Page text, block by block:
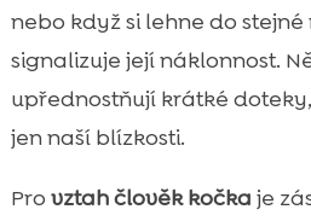
nebo když si lehne do stejné
signalizuje její náklonnost.
upřednostňují krátké
jen naší blízkosti.
Pro vztah člověk kočka je